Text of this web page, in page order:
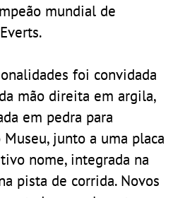
mundial de
foi convidada
mão direita em argila,
em pedra para
junto a uma placa
nome, integrada na
pista de corrida. Novos